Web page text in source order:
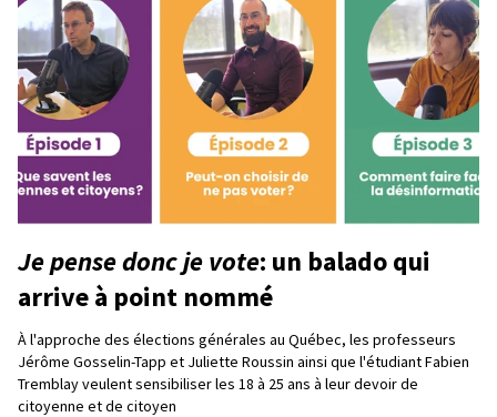
Je pense donc je vote: un balado qui
arrive à point nommé
À l'approche des élections générales au Québec, les professeurs
Jérôme Gosselin-Tapp et Juliette Roussin ainsi que l'étudiant Fabien
Tremblay veulent sensibiliser les 18 à 25 ans à leur devoir de
citoyenne et de citoyen